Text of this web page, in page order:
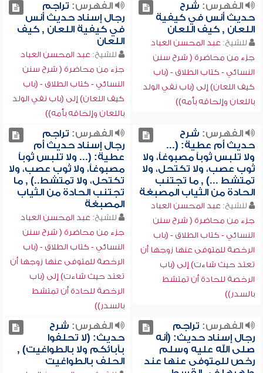
الفهرس: شرح
حديث أنس في كيفية
اللعان , كيف اللعان
للشيخ: عبد المحسن العباد
جزء من محاضرة ( شرح سنن
النسائي - كتاب الطلاق - (باب
كيف اللعان) إلى (باب نفي الولد
باللعان وإلحاقه بأمه))
الفهرس: تراجم
رجال إسناد حديث أنس
في كيفية اللعان , كيف
اللعان
للشيخ: عبد المحسن العباد
جزء من محاضرة ( شرح سنن
النسائي - كتاب الطلاق - (باب
كيف اللعان) إلى (باب نفي الولد
باللعان وإلحاقه بأمه))
الفهرس: شرح
حديث أم عطية: (...
ولا تلبس ثوباً مصبوغاً، ولا
ثوب عصب، ولا تكتحل، ولا
تمتشط ...) , ما تجتنب
الحادة من الثياب المصبغة
للشيخ: عبد المحسن العباد
جزء من محاضرة ( شرح سنن
النسائي - كتاب الطلاق - (باب
الرخصة للمتوفى عنها زوجها أن
تعتد حيث شاءت) إلى (باب
الرخصة للحادة أن تمتشط
بالسدر))
الفهرس: تراجم
رجال إسناد حديث أم
عطية: (... ولا تلبس ثوباً
مصبوغاً، ولا ثوب عصب، ولا
تكتحل، ولا تمتشط..) , ما
تجتنب الحادة من الثياب
المصبغة
للشيخ: عبد المحسن العباد
جزء من محاضرة ( شرح سنن
النسائي - كتاب الطلاق - (باب
الرخصة للمتوفى عنها زوجها أن
تعتد حيث شاءت) إلى (باب
الرخصة للحادة أن تمتشط
بالسدر))
الفهرس: تراجم
رجال إسناد حديث: (أنه
صلى الله عليه وسلم
رخص للمتوفى عنها عند
الفهرس: شرح
حديث: (لا تحلفوا
بآبائكم ولا بالطواغيت) ,
الحلف بالطواغيت